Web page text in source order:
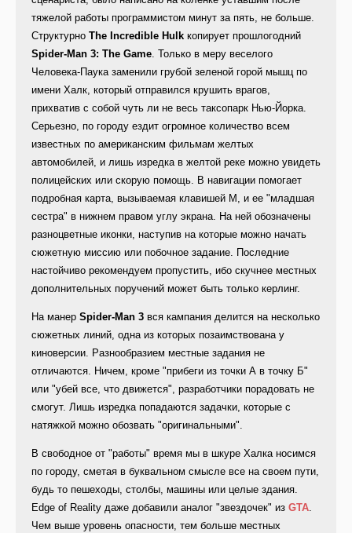
тяжелой работы программистом минут за пять, не больше.
Структурно The Incredible Hulk копирует прошлогодний
Spider-Man 3: The Game. Только в меру веселого
Человека-Паука заменили грубой зеленой горой мышц по
имени Халк, который отправился крушить врагов,
прихватив с собой чуть ли не весь таксопарк Нью-Йорка.
Серьезно, по городу ездит огромное количество всем
известных по американским фильмам желтых
автомобилей, и лишь изредка в желтой реке можно увидеть
полицейских или скорую помощь. В навигации помогает
подробная карта, вызываемая клавишей М, и ее "младшая
сестра" в нижнем правом углу экрана. На ней обозначены
разноцветные иконки, наступив на которые можно начать
сюжетную миссию или побочное задание. Последние
настойчиво рекомендуем пропустить, ибо скучнее местных
дополнительных поручений может быть только керлинг.
На манер Spider-Man 3 вся кампания делится на несколько
сюжетных линий, одна из которых позаимствована у
киноверсии. Разнообразием местные задания не
отличаются. Ничем, кроме "прибеги из точки А в точку Б"
или "убей все, что движется", разработчики порадовать не
смогут. Лишь изредка попадаются задачки, которые с
натяжкой можно обозвать "оригинальными".
В свободное от "работы" время мы в шкуре Халка носимся
по городу, сметая в буквальном смысле все на своем пути,
будь то пешеходы, столбы, машины или целые здания.
Edge of Reality даже добавили аналог "звездочек" из GTA.
Чем выше уровень опасности, тем больше местных